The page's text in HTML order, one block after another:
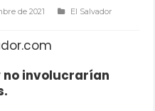
de 2021
El Salvador
no involucrarían